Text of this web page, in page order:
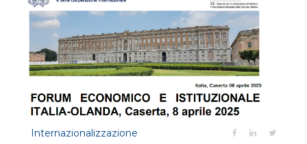
Internazionalizzazione